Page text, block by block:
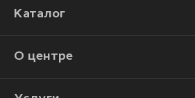
Каталог
О центре